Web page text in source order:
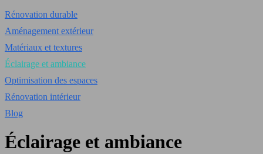
Rénovation durable
Aménagement extérieur
Matériaux et textures
Éclairage et ambiance
Optimisation des espaces
Rénovation intérieur
Blog
Éclairage et ambiance